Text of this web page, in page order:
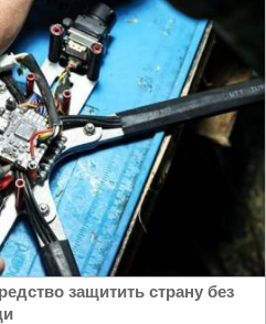
защитить страну без